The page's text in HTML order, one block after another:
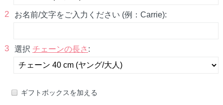
2 お名前/文字をご入力ください (例：Carrie):
3 選択 チェーンの長さ :
ギフトボックスを加える